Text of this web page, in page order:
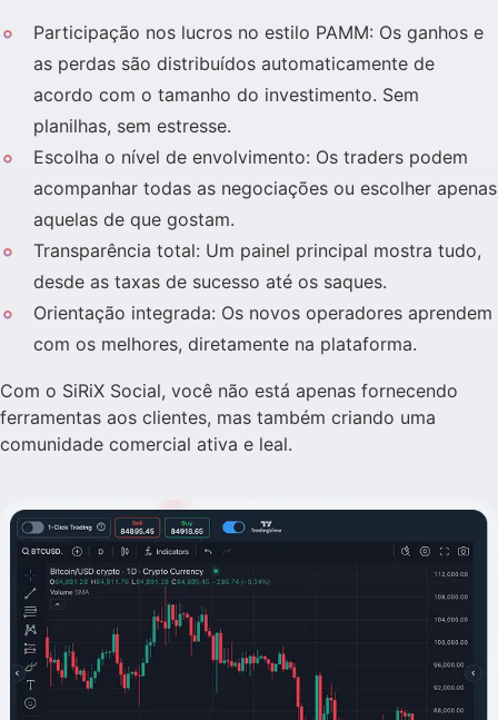
Participação nos lucros no estilo PAMM: Os ganhos e
as perdas são distribuídos automaticamente de
acordo com o tamanho do investimento. Sem
planilhas, sem estresse.
Escolha o nível de envolvimento: Os traders podem
acompanhar todas as negociações ou escolher apenas
aquelas de que gostam.
Transparência total: Um painel principal mostra tudo,
desde as taxas de sucesso até os saques.
Orientação integrada: Os novos operadores aprendem
com os melhores, diretamente na plataforma.
Com o SiRiX Social, você não está apenas fornecendo
ferramentas aos clientes, mas também criando uma
comunidade comercial ativa e leal.